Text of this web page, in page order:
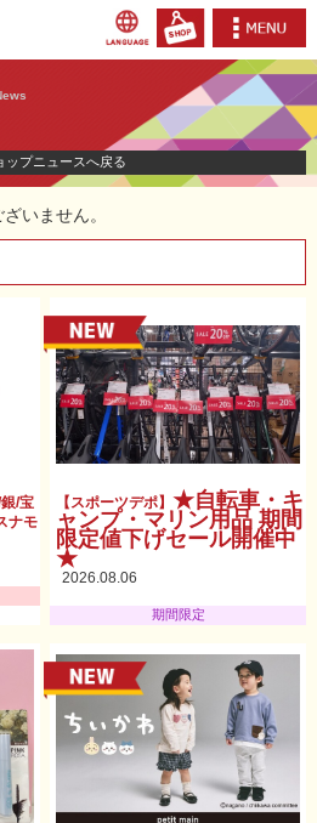
ップニュースへ戻る
いません。
/宝
ナモ
【スポーツデポ】★自転車・キ
ャンプ・マリン用品 期間
限定値下げセール開催中
★
2026.08.06
期間限定